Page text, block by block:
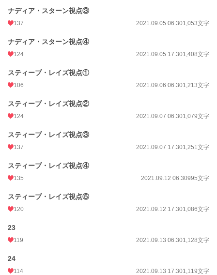
ナディア・スターン視点③
137 2021.09.05 06:301,053文字
ナディア・スターン視点④
124 2021.09.05 17:301,408文字
スティーブ・レイズ視点①
106 2021.09.06 06:301,213文字
スティーブ・レイズ視点②
124 2021.09.07 06:301,079文字
スティーブ・レイズ視点③
137 2021.09.07 17:301,251文字
スティーブ・レイズ視点④
135 2021.09.12 06:30995文字
スティーブ・レイズ視点⑤
120 2021.09.12 17:301,086文字
23
119 2021.09.13 06:301,128文字
24
114 2021.09.13 17:301,119文字